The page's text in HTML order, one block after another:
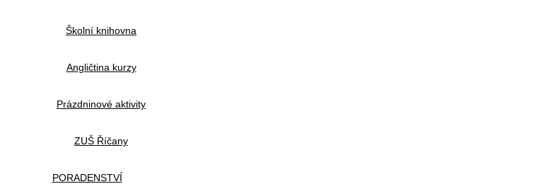
Školní knihovna
Angličtina kurzy
Prázdninové aktivity
ZUŠ Říčany
PORADENSTVÍ